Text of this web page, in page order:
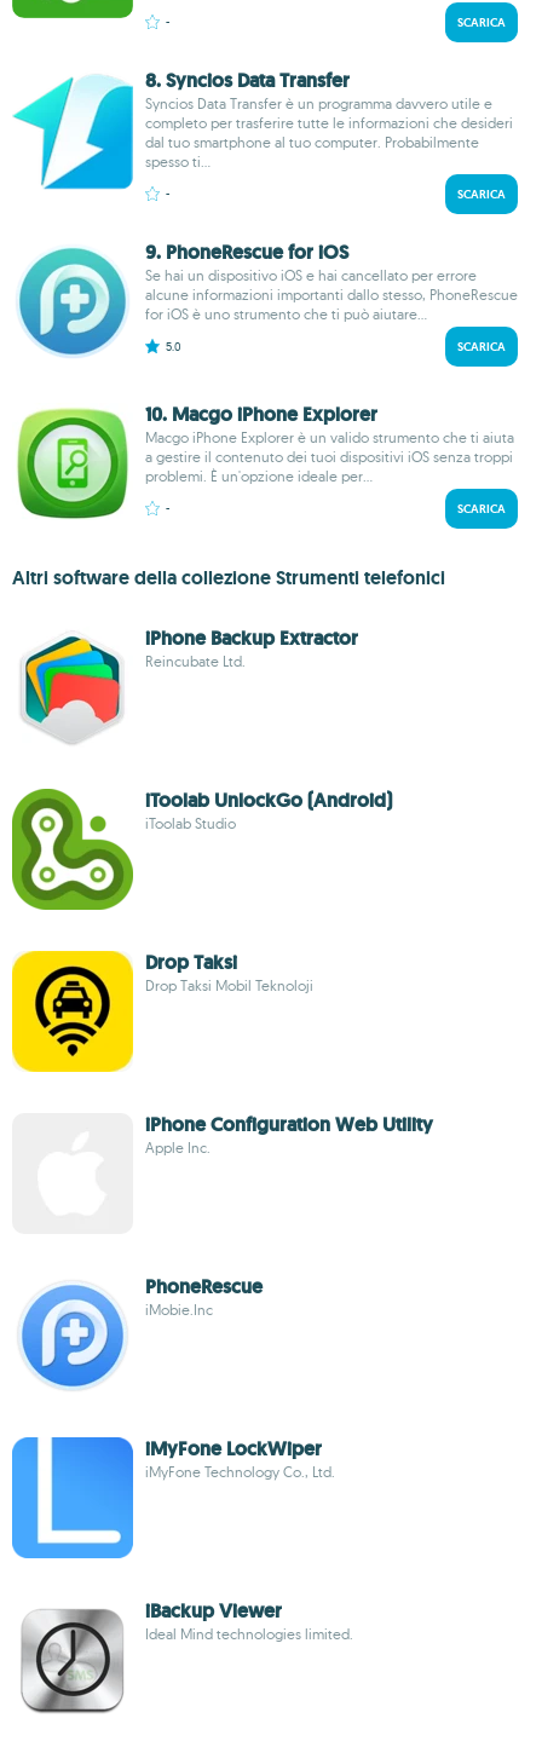
- SCARICA
8. Syncios Data Transfer
Syncios Data Transfer è un programma davvero utile e
completo per trasferire tutte le informazioni che desideri
dal tuo smartphone al tuo computer. Probabilmente
spesso ti...
- SCARICA
9. PhoneRescue for iOS
Se hai un dispositivo iOS e hai cancellato per errore
alcune informazioni importanti dallo stesso, PhoneRescue
for iOS è uno strumento che ti può aiutare...
5.0 SCARICA
10. Macgo iPhone Explorer
Macgo iPhone Explorer è un valido strumento che ti aiuta
a gestire il contenuto dei tuoi dispositivi iOS senza troppi
problemi. È un'opzione ideale per...
- SCARICA
Altri software della collezione Strumenti telefonici
iPhone Backup Extractor
Reincubate Ltd.
iToolab UnlockGo (Android)
iToolab Studio
Drop Taksi
Drop Taksi Mobil Teknoloji
iPhone Configuration Web Utility
Apple Inc.
PhoneRescue
iMobie.Inc
iMyFone LockWiper
iMyFone Technology Co., Ltd.
iBackup Viewer
Ideal Mind technologies limited.